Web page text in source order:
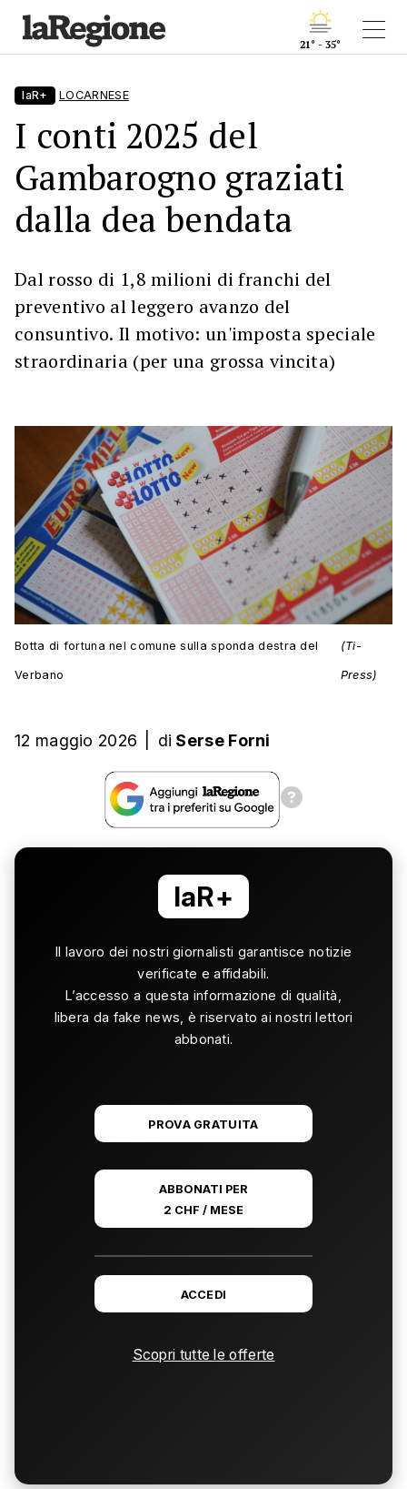
21° - 35°
laR+ LOCARNESE
I conti 2025 del
Gambarogno graziati
dalla dea bendata
Dal rosso di 1,8 milioni di franchi del
preventivo al leggero avanzo del
consuntivo. Il motivo: un'imposta speciale
straordinaria (per una grossa vincita)
Botta di fortuna nel comune sulla sponda destra del
Verbano
(Ti-
Press)
12 maggio 2026 di Serse Forni
laR+
Il lavoro dei nostri giornalisti garantisce notizie
verificate e affidabili.
L’accesso a questa informazione di qualità,
libera da fake news, è riservato ai nostri lettori
abbonati.
PROVA GRATUITA
ABBONATI PER
2 CHF / MESE
ACCEDI
Scopri tutte le offerte